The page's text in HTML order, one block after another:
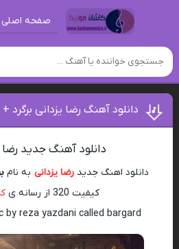
صفحه اصلی
دانلود آهنگ رضا یزدانی
دانلود آهنگ جدید رضا
دانلود اهنگ جدید رضا یزدانی به نام
کیفیت 320 از رسانه ی
by reza yazdani called bargard